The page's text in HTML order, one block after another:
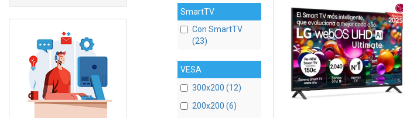
SmartTV
Con SmartTV
(23)
VESA
300x200 (12)
200x200 (6)